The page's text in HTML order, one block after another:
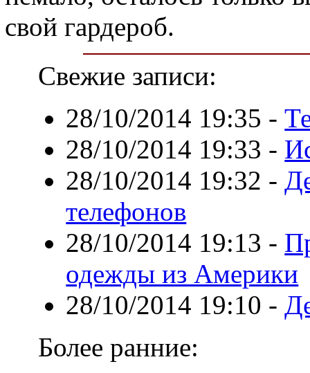
свой гардероб.
Свежие записи:
28/10/2014 19:35 -
28/10/2014 19:33 -
28/10/2014 19:32 -
телефонов
28/10/2014 19:13 -
одежды из Америки
28/10/2014 19:10 -
Более ранние: